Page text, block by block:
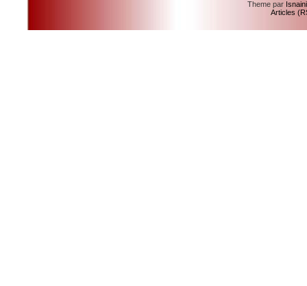
Theme par
Articles